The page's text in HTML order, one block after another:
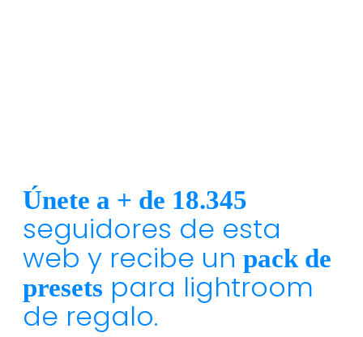
Únete a + de 18.345
seguidores de esta
web y recibe un pack de
presets para lightroom
de regalo.